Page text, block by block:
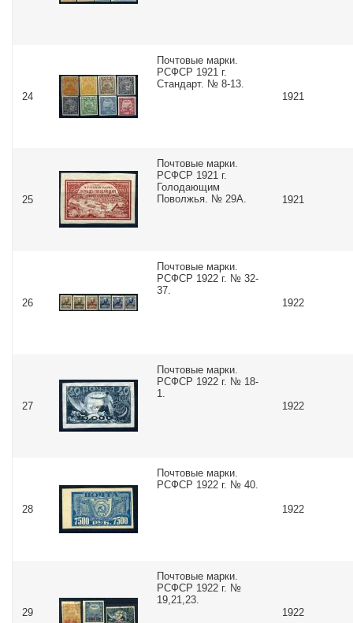
24
Почтовые марки.
РСФСР 1921 г.
Стандарт. № 8-13.
1921
25
Почтовые марки.
РСФСР 1921 г.
Голодающим
Поволжья. № 29А.
1921
26
Почтовые марки.
РСФСР 1922 г. № 32-
37.
1922
27
Почтовые марки.
РСФСР 1922 г. № 18-
1.
1922
28
Почтовые марки.
РСФСР 1922 г. № 40.
1922
29
Почтовые марки.
РСФСР 1922 г. №
19,21,23.
1922